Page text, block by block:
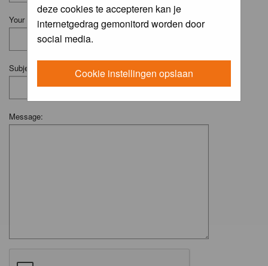
deze cookies te accepteren kan je
internetgedrag gemonitord worden door
social media.
Cookie instellingen opslaan
Your Email:
Subject:
Message: